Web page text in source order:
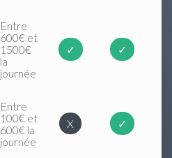
Entre
600€ et
1500€
la
journée
✓ ✓
Entre
100€ et
600€ la
journée
X ✓